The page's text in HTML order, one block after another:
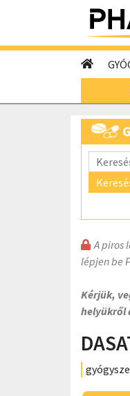
A piros
lépjen be
Kérjük,
helyükről